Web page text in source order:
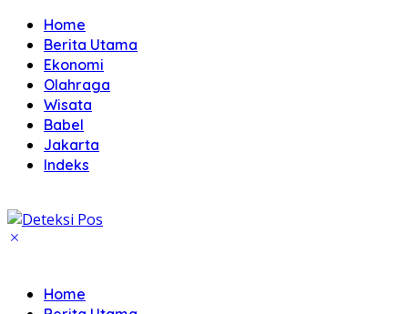
Home
Berita Utama
Ekonomi
Olahraga
Wisata
Babel
Jakarta
Indeks
Home